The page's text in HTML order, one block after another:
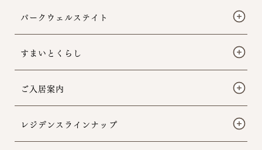
パークウェルステイト
すまいとくらし
ご入居案内
レジデンスラインナップ